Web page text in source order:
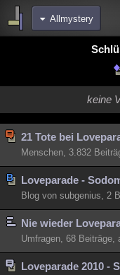
Allmystery
meine Rubriken
Menschen
Natur Umfragen
weitere Rubriken
Philosophie Träume
Astronomie Helpdesk
keine
21 Tote bei
Menschen, 3.832
Loveparade -
Blog von subgenius, 2
Nie wieder
Umfragen, 68 Beiträge,
Loveparade 2010 -